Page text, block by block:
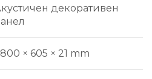
декоративен
× 605 × 21 mm